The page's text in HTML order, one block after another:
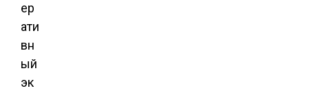
ер
ати
вн
ый
эк